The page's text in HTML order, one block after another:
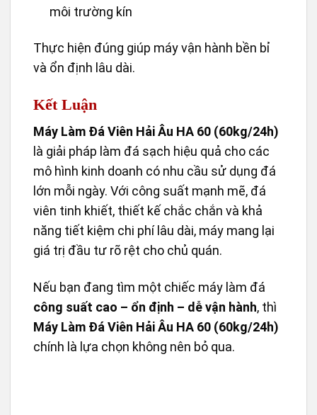
môi trường kín
Thực hiện đúng giúp máy vận hành bền bỉ
và ổn định lâu dài.
Kết Luận
Máy Làm Đá Viên Hải Âu HA 60 (60kg/24h)
là giải pháp làm đá sạch hiệu quả cho các
mô hình kinh doanh có nhu cầu sử dụng đá
lớn mỗi ngày. Với công suất mạnh mẽ, đá
viên tinh khiết, thiết kế chắc chắn và khả
năng tiết kiệm chi phí lâu dài, máy mang lại
giá trị đầu tư rõ rệt cho chủ quán.
Nếu bạn đang tìm một chiếc máy làm đá
công suất cao – ổn định – dễ vận hành, thì
Máy Làm Đá Viên Hải Âu HA 60 (60kg/24h)
chính là lựa chọn không nên bỏ qua.